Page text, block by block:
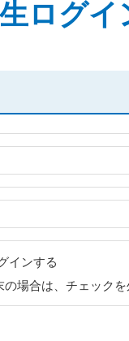
ログイ
インする
場合は、チェックを